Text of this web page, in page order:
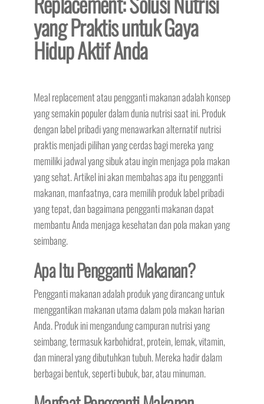
yang Praktis untuk Gaya
Hidup Aktif Anda
Meal replacement atau pengganti makanan adalah konsep
yang semakin populer dalam dunia nutrisi saat ini. Produk
dengan label pribadi yang menawarkan alternatif nutrisi
praktis menjadi pilihan yang cerdas bagi mereka yang
memiliki jadwal yang sibuk atau ingin menjaga pola makan
yang sehat. Artikel ini akan membahas apa itu pengganti
makanan, manfaatnya, cara memilih produk label pribadi
yang tepat, dan bagaimana pengganti makanan dapat
membantu Anda menjaga kesehatan dan pola makan yang
seimbang.
Apa Itu Pengganti Makanan?
Pengganti makanan adalah produk yang dirancang untuk
menggantikan makanan utama dalam pola makan harian
Anda. Produk ini mengandung campuran nutrisi yang
seimbang, termasuk karbohidrat, protein, lemak, vitamin,
dan mineral yang dibutuhkan tubuh. Mereka hadir dalam
berbagai bentuk, seperti bubuk, bar, atau minuman.